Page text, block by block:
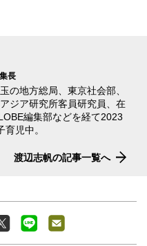
長
の地方総局、東京社会部、
ジア研究所客員研究員、在
編集部などを経て2023
児中。
渡辺志帆の記事一覧へ